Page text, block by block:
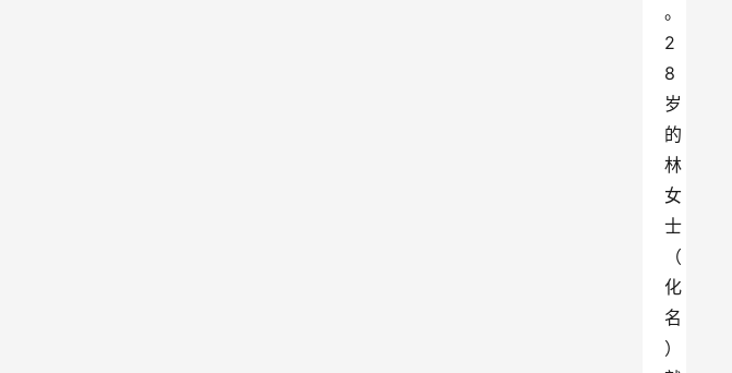
。
2
8
岁
的
林
女
士
（
化
名
）